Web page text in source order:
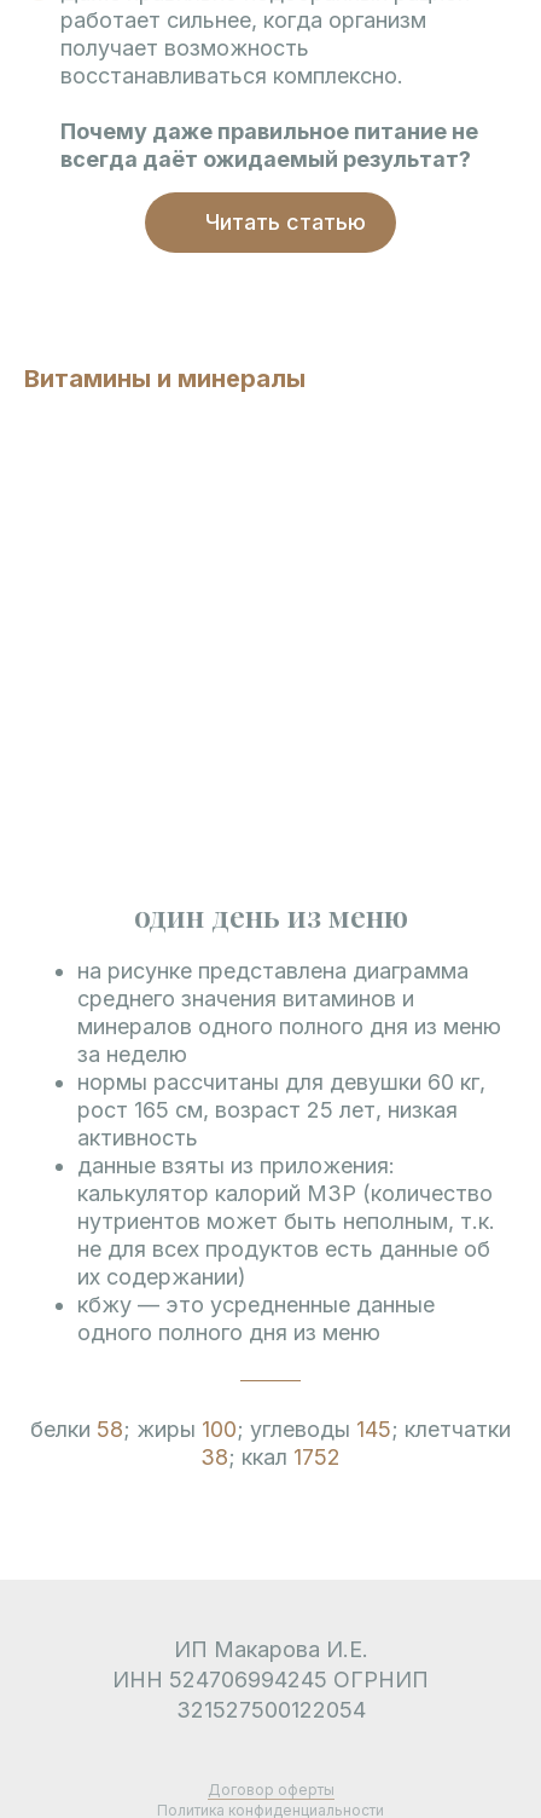
работает сильнее, когда организм
получает возможность
восстанавливаться комплексно.
Почему даже правильное питание не
всегда даёт ожидаемый результат?
Читать статью
Витамины и минералы
один день из меню
на рисунке представлена диаграмма
среднего значения витаминов и
минералов одного полного дня из меню
за неделю
нормы рассчитаны для девушки 60 кг,
рост 165 см, возраст 25 лет, низкая
активность
данные взяты из приложения:
калькулятор калорий МЗР (количество
нутриентов может быть неполным, т.к.
не для всех продуктов есть данные об
их содержании)
кбжу — это усредненные данные
одного полного дня из меню
белки 58; жиры 100; углеводы 145; клетчатки
38; ккал 1752
ИП Макарова И.Е.
ИНН 524706994245 ОГРНИП
321527500122054
Договор оферты
Политика конфиденциальности